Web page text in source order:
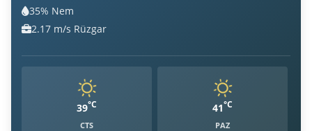
Nem:
35% Nem
Rüzgar:
2.17 m/s Rüzgar
39°C
CTS
41°C
PAZ